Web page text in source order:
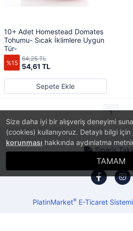
Size daha iyi bir alışveriş deneyimi
(cookies) kullanıyoruz. Detaylı bilgi için
korunması hakkında aydınlatma
TAMAM
10+ Adet Homestead Domates
Tohumu- Sıcak İklimlere Uygun
Tür-
%15 54,61 TL
64,25 TL
Sepete Ekle
1
Sipariş
PlatinMarket®E-Ticaret Sistemi